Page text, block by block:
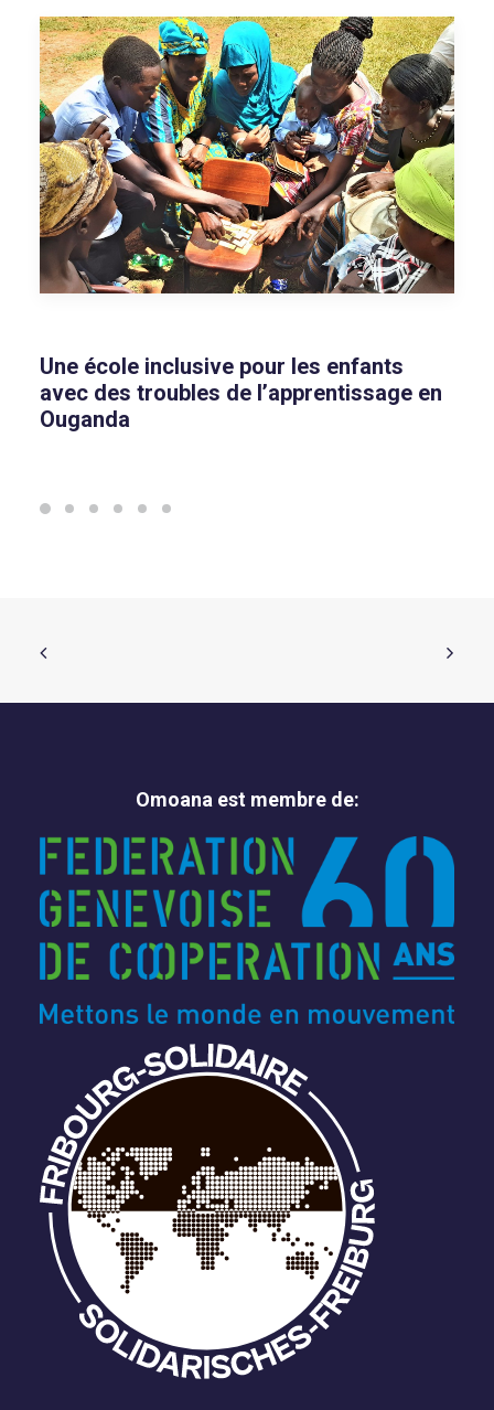
Une école inclusive pour les enfants
avec des troubles de l’apprentissage en
Ouganda
Omoana est membre de: